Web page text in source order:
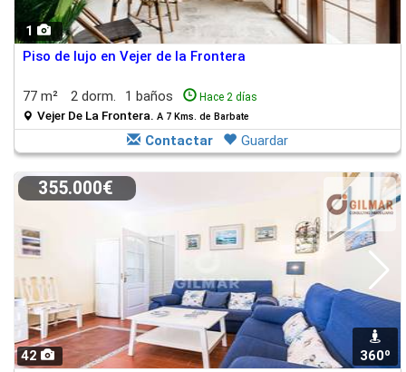
1
Piso de lujo en Vejer de la Frontera
77 m² 2 dorm. 1 baños Hace 2 días
Vejer De La Frontera. A 7 Kms. de Barbate
Contactar Guardar
42 360º
355.000€